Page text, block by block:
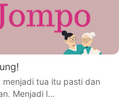
tua itu pasti dan
Menjadi l…